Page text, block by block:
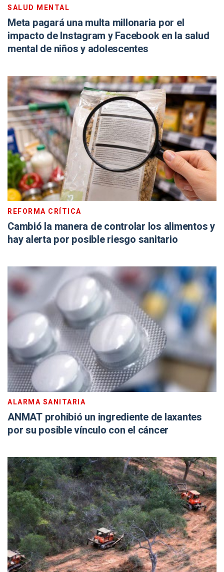
SALUD MENTAL
Meta pagará una multa millonaria por el
impacto de Instagram y Facebook en la salud
mental de niños y adolescentes
REFORMA CRÍTICA
Cambió la manera de controlar los alimentos y
hay alerta por posible riesgo sanitario
ALARMA SANITARIA
ANMAT prohibió un ingrediente de laxantes
por su posible vínculo con el cáncer